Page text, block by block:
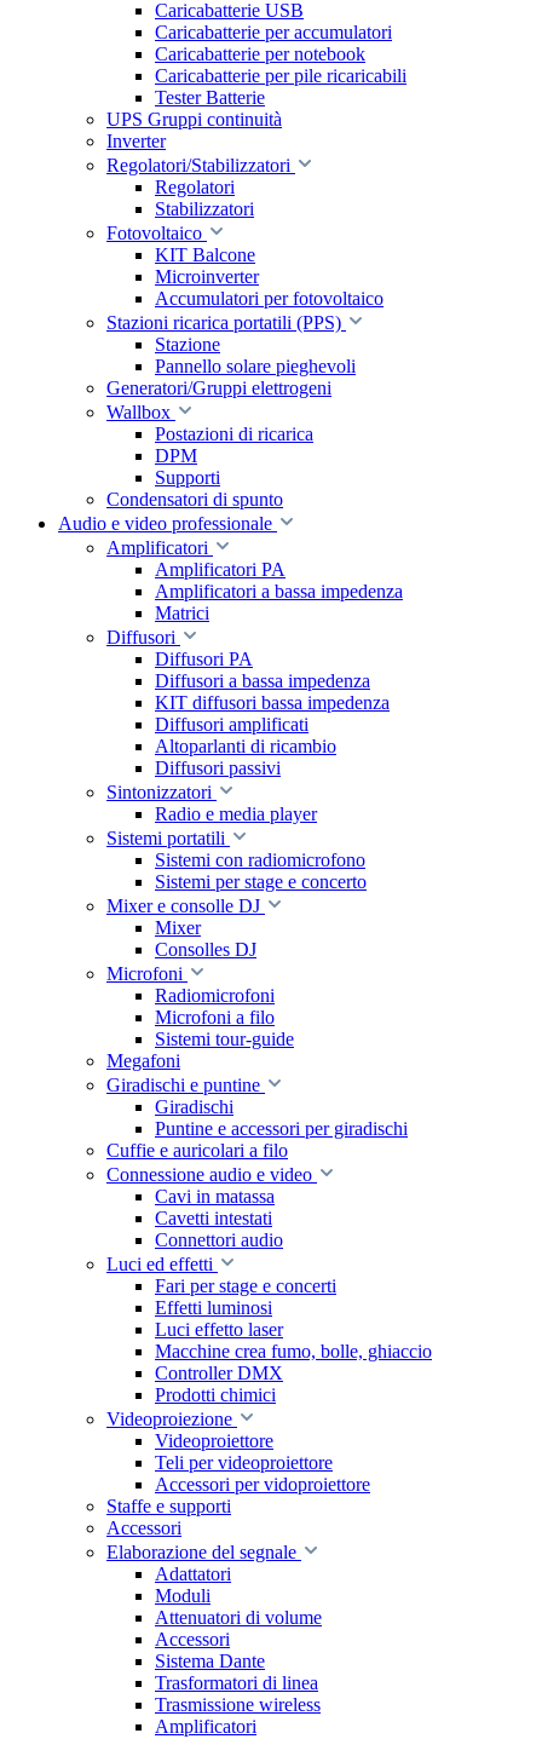
Caricabatterie USB
Caricabatterie per accumulatori
Caricabatterie per notebook
Caricabatterie per pile ricaricabili
Tester Batterie
UPS Gruppi continuità
Inverter
Regolatori/Stabilizzatori
Regolatori
Stabilizzatori
Fotovoltaico
KIT Balcone
Microinverter
Accumulatori per fotovoltaico
Stazioni ricarica portatili (PPS)
Stazione
Pannello solare pieghevoli
Generatori/Gruppi elettrogeni
Wallbox
Postazioni di ricarica
DPM
Supporti
Condensatori di spunto
Audio e video professionale
Amplificatori
Amplificatori PA
Amplificatori a bassa impedenza
Matrici
Diffusori
Diffusori PA
Diffusori a bassa impedenza
KIT diffusori bassa impedenza
Diffusori amplificati
Altoparlanti di ricambio
Diffusori passivi
Sintonizzatori
Radio e media player
Sistemi portatili
Sistemi con radiomicrofono
Sistemi per stage e concerto
Mixer e consolle DJ
Mixer
Consolles DJ
Microfoni
Radiomicrofoni
Microfoni a filo
Sistemi tour-guide
Megafoni
Giradischi e puntine
Giradischi
Puntine e accessori per giradischi
Cuffie e auricolari a filo
Connessione audio e video
Cavi in matassa
Cavetti intestati
Connettori audio
Luci ed effetti
Fari per stage e concerti
Effetti luminosi
Luci effetto laser
Macchine crea fumo, bolle, ghiaccio
Controller DMX
Prodotti chimici
Videoproiezione
Videoproiettore
Teli per videoproiettore
Accessori per vidoproiettore
Staffe e supporti
Accessori
Elaborazione del segnale
Adattatori
Moduli
Attenuatori di volume
Accessori
Sistema Dante
Trasformatori di linea
Trasmissione wireless
Amplificatori